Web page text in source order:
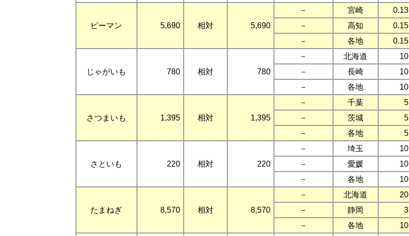
ピーマン 5,690 相対 5,690
－ 宮崎 0.13
－
高知 0.15
－
各地 0.15
じゃがいも 780 相対 780
－ 北海道 10
－
長崎 10
－
各地 10
さつまいも 1,395 相対 1,395
－ 千葉 5
－
茨城 5
－
各地 5
さといも 220 相対 220
－ 埼玉 10
－
愛媛 10
－
各地 10
たまねぎ 8,570 相対 8,570
－ 北海道 20
－
静岡 3
－
各地 10